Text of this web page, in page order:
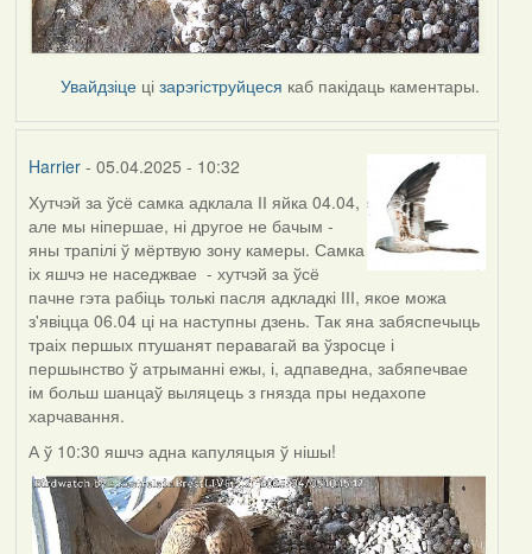
Увайдзіце цізарэгіструйцеся каб пакідаць каментары.
Harrier- 05.04.2025 - 10:32
Хутчэй за ўсё самка адклала ІІ яйка 04.04,
але мы ніпершае, ні другое не бачым -
яны трапілі ў мёртвую зону камеры. Самка
іх яшчэ не наседжвае - хутчэй за ўсё
пачне гэта рабіць толькі пасля адкладкі ІІІ, якое можа
з'явіцца 06.04 ці на наступны дзень. Так яна забяспечыць
траіх першых птушанят перавагай ва ўзросце і
першынство ў атрыманні ежы, і, адпаведна, забяпечвае
ім больш шанцаў выляцець з гнязда пры недахопе
харчавання.
А ў 10:30 яшчэ адна капуляцыя ў нішы!